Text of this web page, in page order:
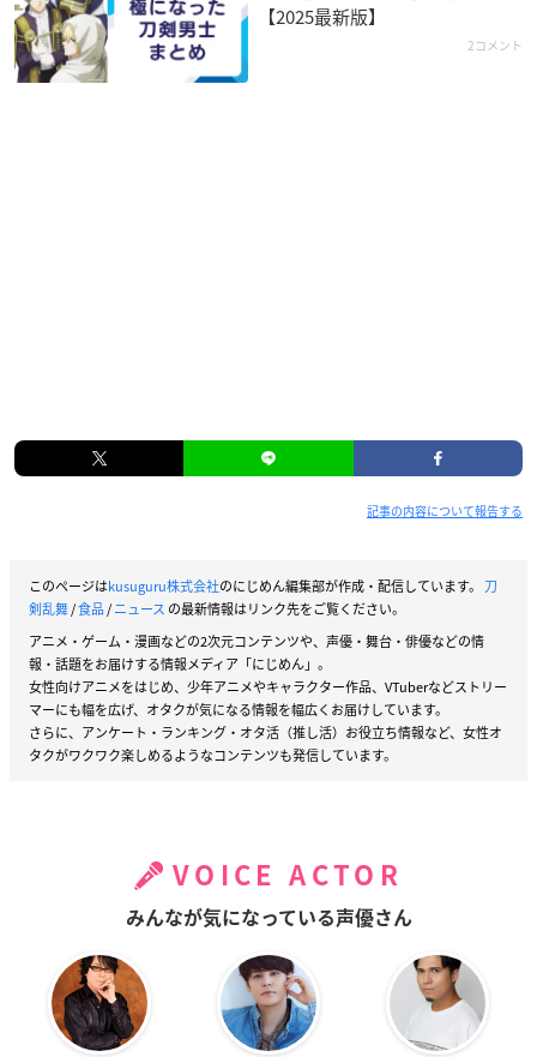
【2025最新版】
2コメント
記事の内容について報告する
このページはkusuguru株式会社のにじめん編集部が作成・配信しています。 刀
剣乱舞/食品/ニュース の最新情報はリンク先をご覧ください。
アニメ・ゲーム・漫画などの2次元コンテンツや、声優・舞台・俳優などの情
報・話題をお届けする情報メディア「にじめん」。
女性向けアニメをはじめ、少年アニメやキャラクター作品、VTuberなどストリー
マーにも幅を広げ、オタクが気になる情報を幅広くお届けしています。
さらに、アンケート・ランキング・オタ活（推し活）お役立ち情報など、女性オ
タクがワクワク楽しめるようなコンテンツも発信しています。
VOICE ACTOR
みんなが気になっている声優さん